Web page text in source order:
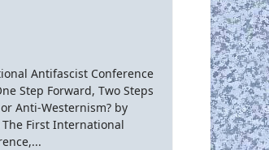
Antifascist Conference
Step Forward, Two Steps
Anti-Westernism? by
The First International